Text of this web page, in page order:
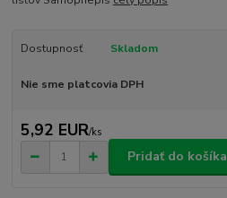
Dostupnosť Skladom
Nie sme platcovia DPH
5,92 EUR/ks
Pridať do košíka